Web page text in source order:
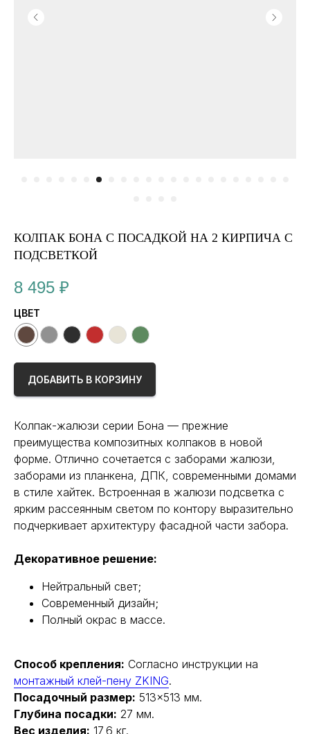
КОЛПАК БОНА С ПОСАДКОЙ НА 2 КИРПИЧА С
ПОДСВЕТКОЙ
8 495 ₽
ЦВЕТ
ДОБАВИТЬ В КОРЗИНУ
Колпак-жалюзи серии Бона — прежние
преимущества композитных колпаков в новой
форме. Отлично сочетается с заборами жалюзи,
заборами из планкена, ДПК, современными домами
в стиле хайтек. Встроенная в жалюзи подсветка с
ярким рассеянным светом по контору выразительно
подчеркивает архитектуру фасадной части забора.
Декоративное решение:
Нейтральный свет;
Современный дизайн;
Полный окрас в массе.
Способ крепления: Согласно инструкции на
монтажный клей-пену ZKING.
Посадочный размер: 513×513 мм.
Глубина посадки: 27 мм.
Вес изделия: 17,6 кг.